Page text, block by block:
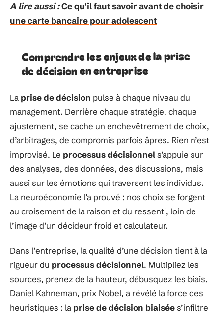
A lire aussi :Ce qu'il faut savoir avant de choisir
une carte bancaire pour adolescent
Comprendre les enjeux de la prise
de décision en entreprise
La prise de décision pulse à chaque niveau du
management. Derrière chaque stratégie, chaque
ajustement, se cache un enchevêtrement de choix,
d’arbitrages, de compromis parfois âpres. Rien n’est
improvisé. Le processus décisionnels’appuie sur
des analyses, des données, des discussions, mais
aussi sur les émotions qui traversent les individus.
La neuroéconomie l’a prouvé : nos choix se forgent
au croisement de la raison et du ressenti, loin de
l’image d’un décideur froid et calculateur.
Dans l’entreprise, la qualité d’une décision tient à la
rigueur du processus décisionnel. Multipliez les
sources, prenez de la hauteur, débusquez les biais.
Daniel Kahneman, prix Nobel, a révélé la force des
heuristiques : la prise de décision biaisées’infiltre